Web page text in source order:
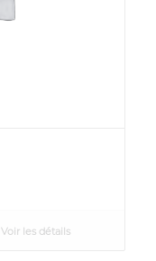
Voir les détails